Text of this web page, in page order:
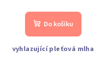
Do košíku
vyhlazující pleťová mlha